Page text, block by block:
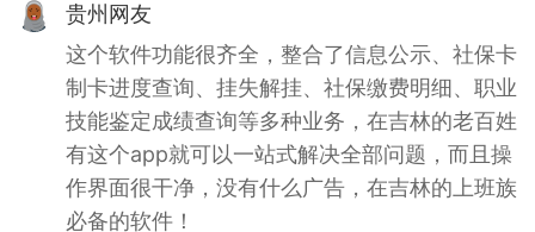
贵州网友
这个软件功能很齐全，整合了信息公示、社保卡
制卡进度查询、挂失解挂、社保缴费明细、职业
技能鉴定成绩查询等多种业务，在吉林的老百姓
有这个app就可以一站式解决全部问题，而且操
作界面很干净，没有什么广告，在吉林的上班族
必备的软件！